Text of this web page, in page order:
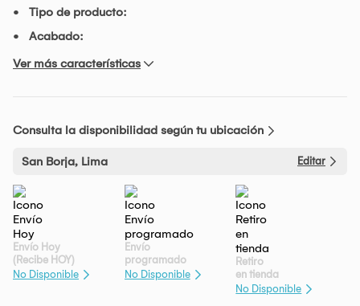
Tipo de producto:
Acabado:
Ver más características
Consulta la disponibilidad según tu ubicación
San Borja, Lima Editar
Envío Hoy
(Recibe HOY)
No Disponible
Envío
programado
No Disponible
Retiro
en tienda
No Disponible